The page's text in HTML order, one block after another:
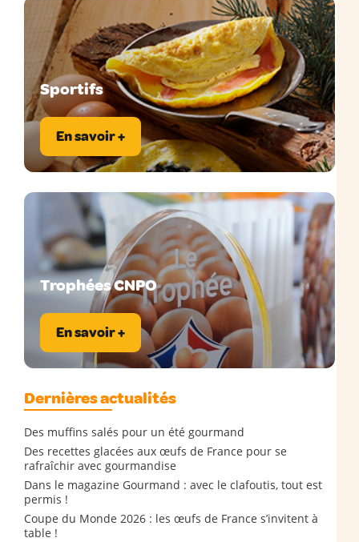
Sportifs
En savoir +
Trophées CNPO
En savoir +
Dernières actualités
Des muffins salés pour un été gourmand
Des recettes glacées aux œufs de France pour se
rafraîchir avec gourmandise
Dans le magazine Gourmand : avec le clafoutis, tout est
permis !
Coupe du Monde 2026 : les œufs de France s’invitent à
table !